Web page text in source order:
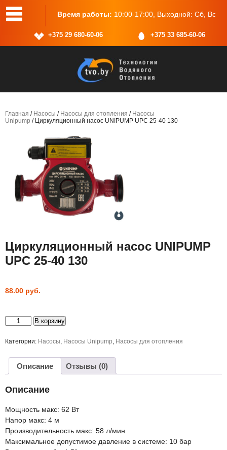
пом.2 Время работы: 10:00-17:00, Выходной: Сб, Вс
+375 29 680-60-06 +375 33 685-60-06
Главная / Насосы / Насосы для отопления / Насосы
Unipump / Циркуляционный насос UNIPUMP UPС 25-40 130
Циркуляционный насос UNIPUMP
UPС 25-40 130
88.00 руб.
Количество
товара
насос
130
В корзину
Категории: Насосы, Насосы Unipump, Насосы для отопления
Описание Отзывы (0)
Описание
Мощность макс: 62 Вт
Напор макс: 4 м
Производительность макс: 58 л/мин
Максимальное допустимое давление в системе: 10 бар